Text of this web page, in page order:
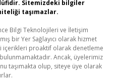
Sitemizdeki bilgiler
taşımazlar.
Bilgi Teknolojileri ve İletişim
bir Yer Sağlayıcı olarak hizmet
içerikleri proaktif olarak denetleme
Ancak, üyelerimiz
taşımakta olup, siteye üye olarak